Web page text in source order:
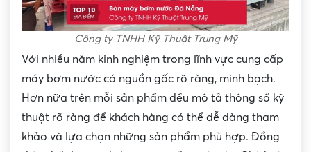
Công ty TNHH Kỹ Thuật Trung Mỹ
Với nhiều năm kinh nghiệm trong lĩnh vực cung cấp
máy bơm nước có nguồn gốc rõ ràng, minh bạch.
Hơn nữa trên mỗi sản phẩm đều mô tả thông số kỹ
thuật rõ ràng để khách hàng có thể dễ dàng tham
khảo và lựa chọn những sản phẩm phù hợp. Đồng